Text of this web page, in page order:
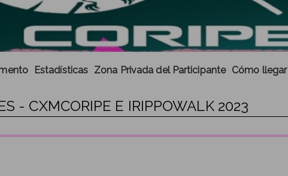
Estadísticas Zona Privada del Participante Cómo llegar
- CXMCORIPE E IRIPPOWALK 2023